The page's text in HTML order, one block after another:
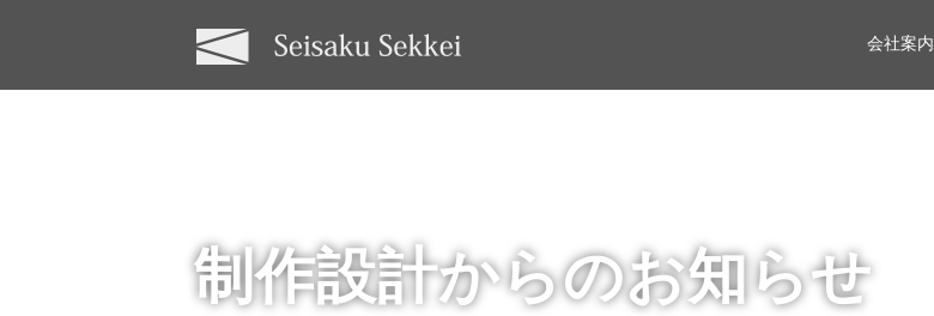
会社案内
制作設計からのお知らせ